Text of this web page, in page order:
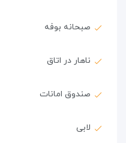
صبحانه بوفه
ناهار در اتاق
صندوق امانات
لابی